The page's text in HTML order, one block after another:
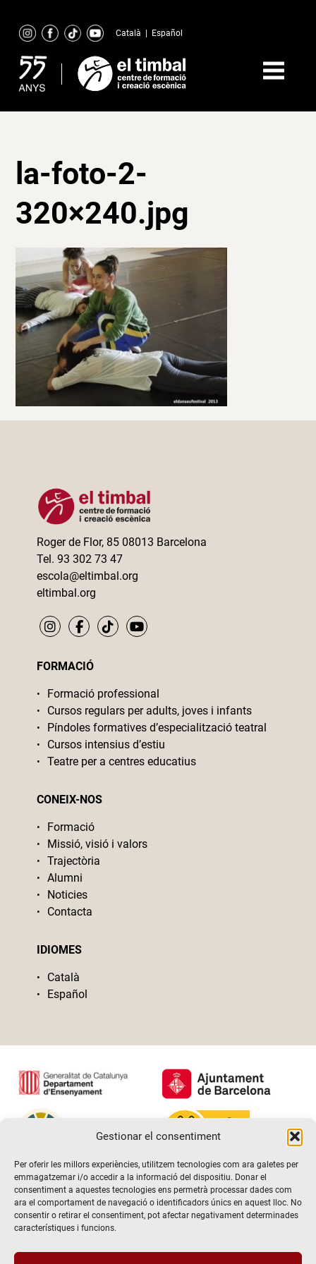
Gestionar el consentiment
Per oferir les millors experiències, utilitzem tecnologies com ara galetes per
emmagatzemar i/o accedir a la informació del dispositiu. Donar el
consentiment a aquestes tecnologies ens permetrà processar dades com
ara el comportament de navegació o identificadors únics en aquest lloc. No
consentir o retirar el consentiment, pot afectar negativament determinades
característiques i funcions.
content
Català Español
la-foto-2-
320×240.jpg
Roger de Flor, 85 08013 Barcelona
Tel. 93 302 73 47
escola@eltimbal.org
eltimbal.org
FORMACIÓ
Formació professional
Cursos regulars per adults, joves i infants
Píndoles formatives d’especialització teatral
Cursos intensius d’estiu
Teatre per a centres educatius
CONEIX-NOS
Formació
Missió, visió i valors
Trajectòria
Alumni
Noticies
Contacta
IDIOMES
Català
Español